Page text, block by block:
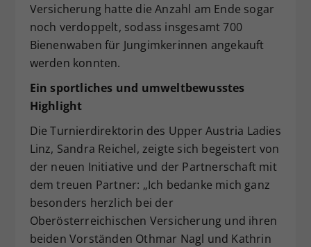
Versicherung hatte die Anzahl am Ende sogar
noch verdoppelt, sodass insgesamt 700
Bienenwaben für Jungimkerinnen angekauft
werden konnten.
Ein sportliches und umweltbewusstes
Highlight
Die Turnierdirektorin des Upper Austria Ladies
Linz, Sandra Reichel, zeigte sich begeistert von
der neuen Initiative und der Partnerschaft mit
dem treuen Partner: „Ich bedanke mich ganz
besonders herzlich bei der
Oberösterreichischen Versicherung und ihren
beiden Vorständen Othmar Nagl und Kathrin